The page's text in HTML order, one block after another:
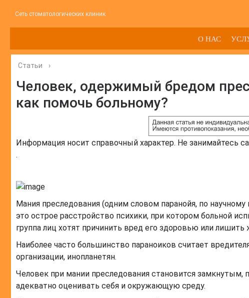
Сеть стоматологических клиник
О НАС
Статьи ›
Человек, одержимый бредом
как помочь больному?
Информация носит справочный характер. Не занимайтесь
.
Мания преследования (одним словом паранойя, по
это острое расстройство психики, при котором больной
группа лиц хотят причинить вред его здоровью или лишить
Наиболее часто большинство параноиков считает
организации, инопланетян.
Человек при мании преследования становится
адекватно оценивать себя и окружающую среду.